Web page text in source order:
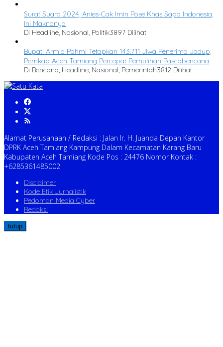
Surat Suara 2024, Anies-Cak Imin Pose Khas Sapa Indonesia,
Ini Maknanya
Di Headline, Nasional, Politik3897 Dilihat
Bupati Armia Pahmi Tetapkan 143.711 Jiwa Penerima Jadup,
Pemkab Aceh Tamiang Percepat Pemulihan Pascabencana
Di Bencana, Headline, Nasional, Pemerintah3812 Dilihat
Alamat Perusahaan / Redaksi : Jalan Ir. H. Juanda Depan Kantor
DPRK Aceh Tamiang Kampung Dalam Kecamatan Karang Baru
Kabupaten Aceh Tamiang Kode Pos : 24476 Nomor Kontak :
+6285361485002
Disclaimer
Kode Etik Jurnalistik
Pedoman Media Cyber
Redaksi
tutup